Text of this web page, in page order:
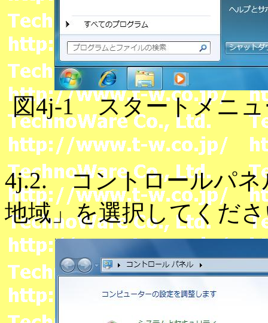
図4j-1 スタートメニュ
4j.2. コントロールパネ
地域」を選択してくだ